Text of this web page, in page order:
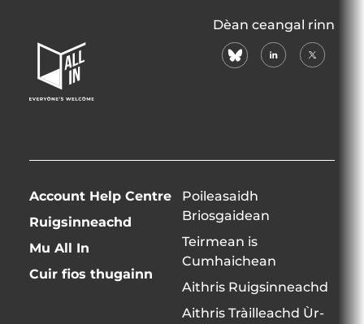
In
Home
Page
Dèan ceangal rinn
blueskylinkedin
X
(formerly
Account Help Centre
Ruigsinneachd
Mu All In
Cuir fios thugainn
Poileasaidh
Briosgaidean
Teirmean is
Cumhaichean
Aithris Ruigsinneachd
Aithris Tràilleachd Ùr-